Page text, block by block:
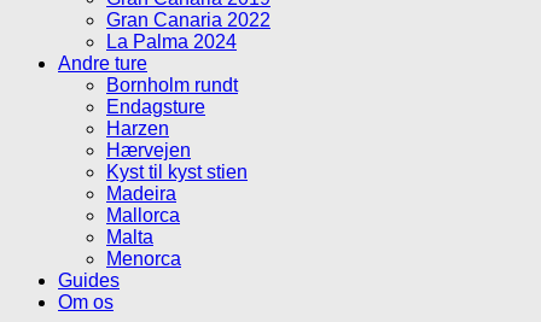
Gran Canaria 2022
La Palma 2024
Andre ture
Bornholm rundt
Endagsture
Harzen
Hærvejen
Kyst til kyst stien
Madeira
Mallorca
Malta
Menorca
Guides
Om os